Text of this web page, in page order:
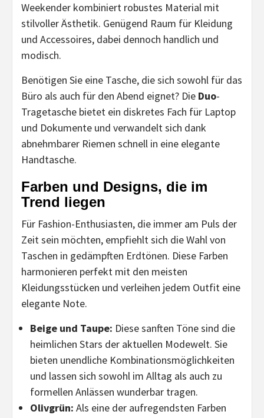
Weekender kombiniert robustes Material mit
stilvoller Ästhetik. Genügend Raum für Kleidung
und Accessoires, dabei dennoch handlich und
modisch.
Benötigen Sie eine Tasche, die sich sowohl für das
Büro als auch für den Abend eignet? Die Duo-
Tragetasche bietet ein diskretes Fach für Laptop
und Dokumente und verwandelt sich dank
abnehmbarer Riemen schnell in eine elegante
Handtasche.
Farben und Designs, die im
Trend liegen
Für Fashion-Enthusiasten, die immer am Puls der
Zeit sein möchten, empfiehlt sich die Wahl von
Taschen in gedämpften Erdtönen. Diese Farben
harmonieren perfekt mit den meisten
Kleidungsstücken und verleihen jedem Outfit eine
elegante Note.
Beige und Taupe: Diese sanften Töne sind die
heimlichen Stars der aktuellen Modewelt. Sie
bieten unendliche Kombinationsmöglichkeiten
und lassen sich sowohl im Alltag als auch zu
formellen Anlässen wunderbar tragen.
Olivgrün: Als eine der aufregendsten Farben